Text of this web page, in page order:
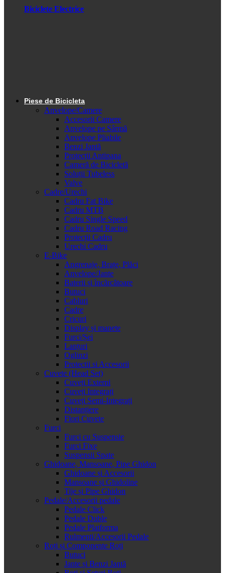
Biciclete Electrice
Piese de Bicicleta
Anvelope/Camere
Accesorii Camere
Anvelope pe Sârmă
Anvelope Pliabile
Benzi Jantă
Protecții Antipana
Cameră de Bicicletă
Soluții Tubeless
Valve
Cadre/Urechi
Cadru Fat Bike
Cadru MTB
Cadru Single Speed
Cadru Road Racing
Protecții Cadru
Urechi Cadru
E-Bike
Angrenaje, Brațe, Plăci
Anvelope/Jante
Baterii și încărcătoare
Butuci
Cabluri
Cadre
Cricuri
Display și manete
Furci/Șei
Lanțuri
Oglinzi
Protectii si Accesorii
Cuvete (Head Set)
Cuveți Externi
Cuveți Integrați
Cuveți Semi-Integrați
Distanțiere
Flori Cuvete
Furci
Furci cu Suspensie
Furci Fixe
Suspensii Spate
Ghidoane, Mansoane, Pipe Ghidon
Ghidoane și Accesorii
Mansoane și Ghidoline
Tije și Pipe Ghidon
Pedale/Accesorii pedale
Pedale Click
Pedale Duble
Pedale Platforma
Rulmenti/Accesorii Pedale
Roți și Componente Roți
Butuci
Jante și Benzi Jantă